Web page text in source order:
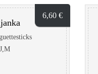
6,60 €